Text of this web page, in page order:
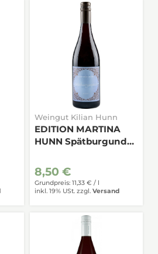
Weingut Kilian Hunn
EDITION MARTINA
HUNN Spätburgunder
8,50 €
Grundpreis: 11,33 € / l
inkl. 19% USt. zzgl. Versand